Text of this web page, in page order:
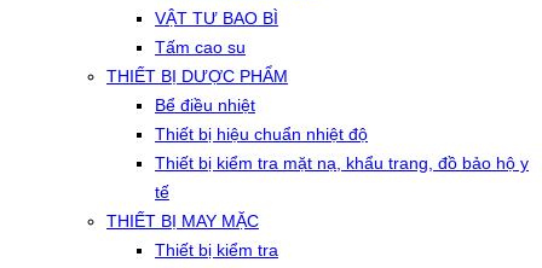
VẬT TƯ BAO BÌ
Tấm cao su
THIẾT BỊ DƯỢC PHẨM
Bể điều nhiệt
Thiết bị hiệu chuẩn nhiệt độ
Thiết bị kiểm tra mặt nạ, khẩu trang, đồ bảo hộ y
tế
THIẾT BỊ MAY MẶC
Thiết bị kiểm tra